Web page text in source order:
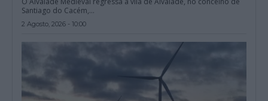
Santiago do Cacém,...
2 Agosto, 2026 - 10:00